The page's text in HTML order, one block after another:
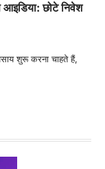
छोटे निवेश
शुरू करना चाहते हैं,